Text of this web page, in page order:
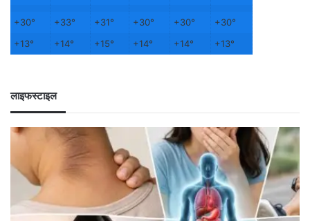
+30° +33° +31° +30° +30° +30°
+13° +14° +15° +14° +14° +13°
लाइफस्टाइल